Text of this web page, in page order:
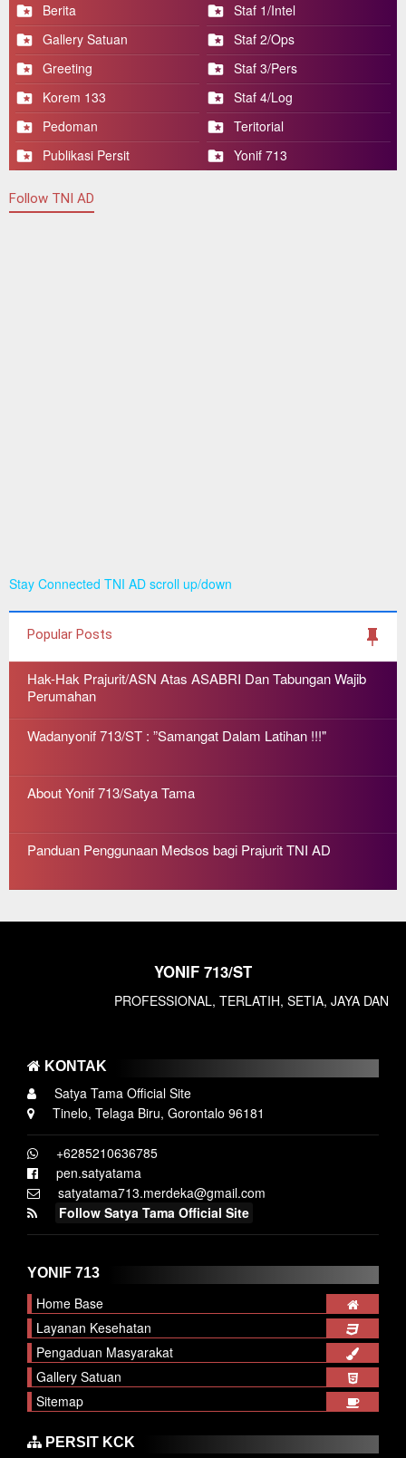
Berita
Gallery Satuan
Greeting
Korem 133
Pedoman
Publikasi Persit
Staf 1/Intel
Staf 2/Ops
Staf 3/Pers
Staf 4/Log
Teritorial
Yonif 713
Follow TNI AD
Stay Connected TNI AD scroll up/down
Popular Posts
Hak-Hak Prajurit/ASN Atas ASABRI Dan Tabungan Wajib
Perumahan
Wadanyonif 713/ST : ”Samangat Dalam Latihan !!!"
About Yonif 713/Satya Tama
Panduan Penggunaan Medsos bagi Prajurit TNI AD
YONIF 713/ST
PROFESSIONAL, TERLATIH, SETIA, JAYA DAN
KONTAK
Satya Tama Official Site
Tinelo, Telaga Biru, Gorontalo 96181
+6285210636785
pen.satyatama
satyatama713.merdeka@gmail.com
Follow Satya Tama Official Site
YONIF 713
Home Base
Layanan Kesehatan
Pengaduan Masyarakat
Gallery Satuan
Sitemap
PERSIT KCK